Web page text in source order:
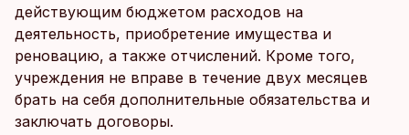
действующим бюджетом расходов на
деятельность, приобретение имущества и
реновацию, а также отчислений. Кроме того,
учреждения не вправе в течение двух месяцев
брать на себя дополнительные обязательства и
заключать договоры.